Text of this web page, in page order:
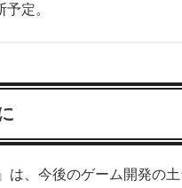
予定。
は、今後のゲーム開発の